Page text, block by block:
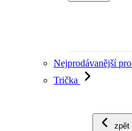
Nejprodávanější
Trička
zpět